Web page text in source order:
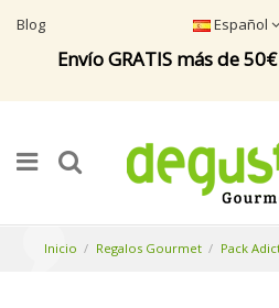
Blog
Envío GRATIS más de
Español
Inicio Regalos Gourmet Pack